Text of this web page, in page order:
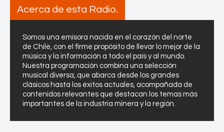
Acerca de esta Radio.
Somos una emisora nacida en el corazón del norte
de Chile, con el firme propósito de llevar lo mejor de la
música y la información a todo el país y al mundo.
Nuestra programación combina una selección
musical diversa, que abarca desde los grandes
clásicos hasta los éxitos actuales, acompañada de
contenidos relevantes que destacan los temas más
importantes de la industria minera y la región.